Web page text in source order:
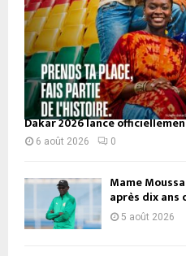
Dakar 2026 lance
6 août 2026 0
Mame
après dix ans
5 août 2026